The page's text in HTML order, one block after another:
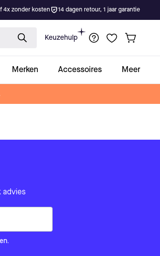
4x zonder kosten 14 dagen retour, 1 jaar garantie
Keuzehulp
Merken Accessoires Meer
advies